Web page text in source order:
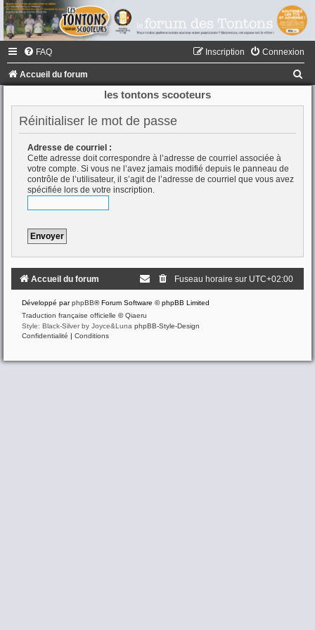
FAQ Connexion
Inscription
Accueil du forum
les tontons scooteurs
Réinitialiser le mot de passe
Adresse de courriel :
Cette adresse doit correspondre à l’adresse de courriel associée à
votre compte. Si vous ne l’avez jamais modifié depuis le panneau de
contrôle de l’utilisateur, il s’agit de l’adresse de courriel que vous avez
spécifiée lors de votre inscription.
Accueil du forum Fuseau horaire sur UTC+02:00
Développé parphpBB® Forum Software © phpBB Limited
Traduction française officielle ©Qiaeru
Style: Black-Silver by Joyce&Luna phpBB-Style-Design
Confidentialité | Conditions